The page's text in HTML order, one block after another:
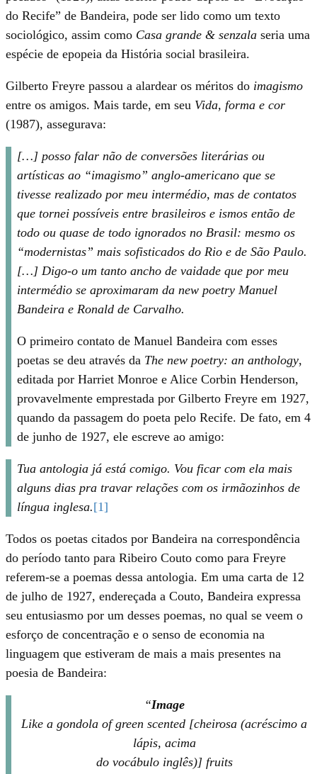
do Recife” de Bandeira, pode ser lido como um texto
sociológico, assim como Casa grande & senzala seria uma
espécie de epopeia da História social brasileira.
Gilberto Freyre passou a alardear os méritos do imagismo
entre os amigos. Mais tarde, em seu Vida, forma e cor
(1987), assegurava:
[…] posso falar não de conversões literárias ou
artísticas ao “imagismo” anglo-americano que se
tivesse realizado por meu intermédio, mas de contatos
que tornei possíveis entre brasileiros e ismos então de
todo ou quase de todo ignorados no Brasil: mesmo os
“modernistas” mais sofisticados do Rio e de São Paulo.
[…] Digo-o um tanto ancho de vaidade que por meu
intermédio se aproximaram da new poetry Manuel
Bandeira e Ronald de Carvalho.
O primeiro contato de Manuel Bandeira com esses
poetas se deu através da The new poetry: an anthology,
editada por Harriet Monroe e Alice Corbin Henderson,
provavelmente emprestada por Gilberto Freyre em 1927,
quando da passagem do poeta pelo Recife. De fato, em 4
de junho de 1927, ele escreve ao amigo:
Tua antologia já está comigo. Vou ficar com ela mais
alguns dias pra travar relações com os irmãozinhos de
língua inglesa.[1]
Todos os poetas citados por Bandeira na correspondência
do período tanto para Ribeiro Couto como para Freyre
referem-se a poemas dessa antologia. Em uma carta de 12
de julho de 1927, endereçada a Couto, Bandeira expressa
seu entusiasmo por um desses poemas, no qual se veem o
esforço de concentração e o senso de economia na
linguagem que estiveram de mais a mais presentes na
poesia de Bandeira:
“Image
Like a gondola of green scented [cheirosa (acréscimo a
lápis, acima
do vocábulo inglês)] fruits